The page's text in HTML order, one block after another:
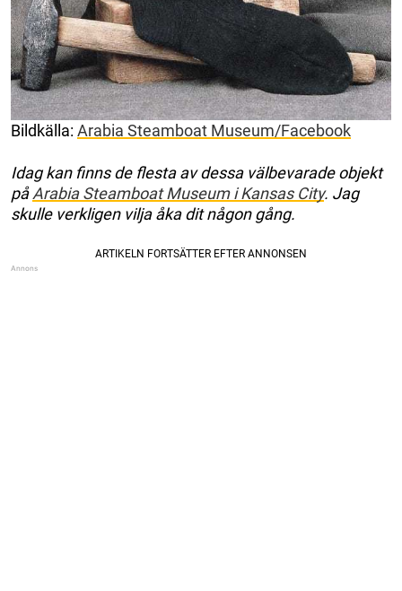
Bildkälla: Arabia Steamboat Museum/Facebook
Idag kan finns de flesta av dessa välbevarade objekt
påArabia Steamboat Museum i Kansas City. Jag
skulle verkligen vilja åka dit någon gång.